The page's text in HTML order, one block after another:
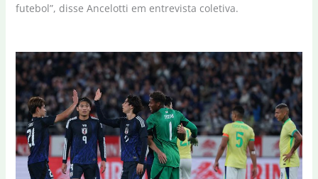
futebol”, disse Ancelotti em entrevista coletiva.